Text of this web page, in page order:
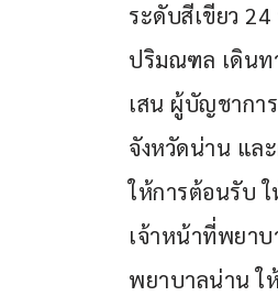
ระดับสีเขียว
ปริมณฑล เดินท
เสน ผู้บัญชากา
จังหวัดน่าน แล
ให้การต้อนรับ
เจ้าหน้าที่พยาบ
พยาบาลน่าน ใ